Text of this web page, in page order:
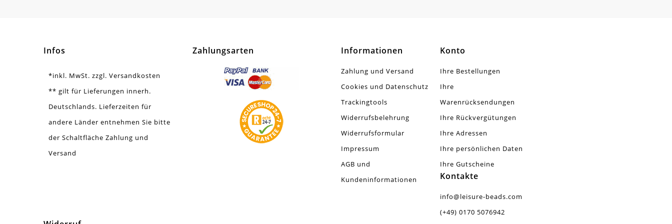
2 Stück
Infos
*inkl. MwSt. zzgl. Versandkosten
** gilt für Lieferungen innerh.
Deutschlands. Lieferzeiten für
andere Länder entnehmen Sie bitte
der Schaltfläche Zahlung und
Versand
Zahlungsarten Informationen
Zahlung und Versand
Cookies und Datenschutz
Trackingtools
Widerrufsbelehrung
Widerrufsformular
Impressum
AGB und
Kundeninformationen
Konto
Ihre Bestellungen
Ihre
Warenrücksendungen
Ihre Rückvergütungen
Ihre Adressen
Ihre persönlichen Daten
Ihre Gutscheine
Kontakte
info@leisure-beads.com
(+49) 0170 5076942